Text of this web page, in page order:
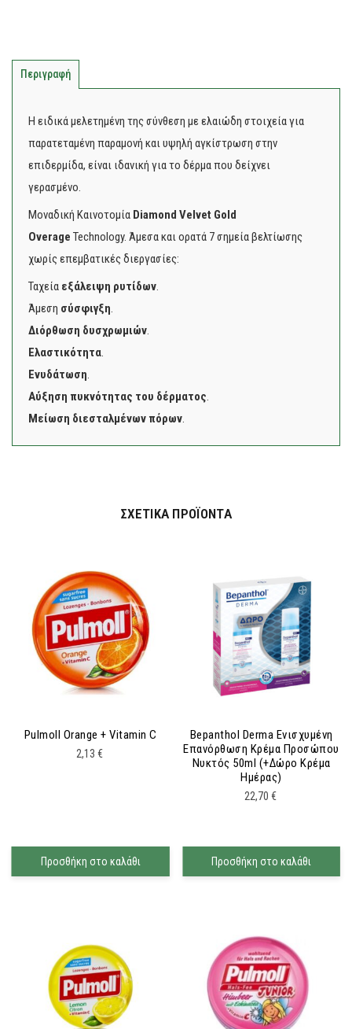
Περιγραφή
Η ειδικά μελετημένη της σύνθεση με ελαιώδη στοιχεία για
παρατεταμένη παραμονή και υψηλή αγκίστρωση στην
επιδερμίδα, είναι ιδανική για το δέρμα που δείχνει
γερασμένο.
Μοναδική Καινοτομία Diamond Velvet Gold
Overage Technology. Άμεσα και ορατά 7 σημεία βελτίωσης
χωρίς επεμβατικές διεργασίες:
Ταχεία εξάλειψη ρυτίδων.
Άμεση σύσφιγξη.
Διόρθωση δυσχρωμιών.
Ελαστικότητα.
Ενυδάτωση.
Αύξηση πυκνότητας του δέρματος.
Μείωση διεσταλμένων πόρων.
ΣΧΕΤΙΚΆ ΠΡΟΪΌΝΤΑ
Pulmoll Orange + Vitamin C
2,13 €
Προσθήκη στο καλάθι
Bepanthol Derma Ενισχυμένη
Επανόρθωση Κρέμα Προσώπου
Νυκτός 50ml (+δώρο Κρέμα
Ημέρας)
22,70 €
Προσθήκη στο καλάθι